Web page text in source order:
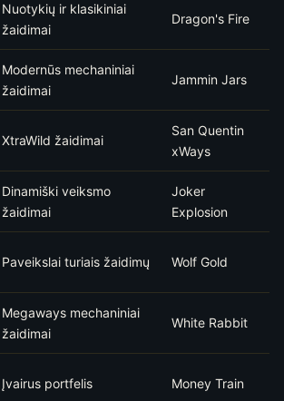
Nuotykių ir klasikiniai
žaidimai
Dragon's Fire
Modernūs mechaniniai
žaidimai
Jammin Jars
XtraWild žaidimai
San Quentin
xWays
Dinamiški veiksmo
žaidimai
Joker
Explosion
Paveikslai turiais žaidimų Wolf Gold
Megaways mechaniniai
žaidimai
White Rabbit
Įvairus portfelis Money Train